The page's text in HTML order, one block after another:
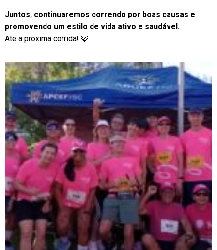
Juntos, continuaremos correndo por boas causas e
promovendo um estilo de vida ativo e saudável.
Até a próxima corrida! 🩷